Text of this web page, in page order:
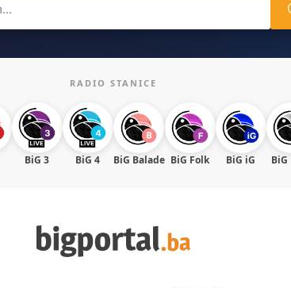
RADIO STANICE
BiG 3 BiG 4 BiG Balade BiG Folk BiG iG BiG